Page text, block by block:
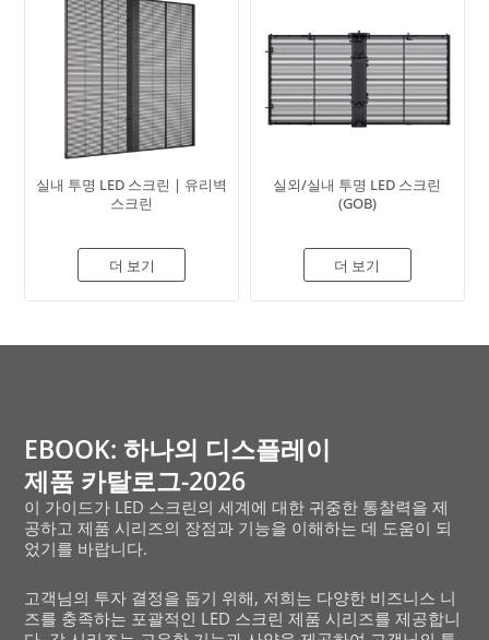
실내 투명 LED 스크린 | 유리벽
스크린
더 보기
실외/실내 투명 LED 스크린
(GOB)
더 보기
EBOOK: 하나의 디스플레이
제품 카탈로그-2026
이 가이드가 LED 스크린의 세계에 대한 귀중한 통찰력을 제
공하고 제품 시리즈의 장점과 기능을 이해하는 데 도움이 되
었기를 바랍니다.
고객님의 투자 결정을 돕기 위해, 저희는 다양한 비즈니스 니
즈를 충족하는 포괄적인 LED 스크린 제품 시리즈를 제공합니